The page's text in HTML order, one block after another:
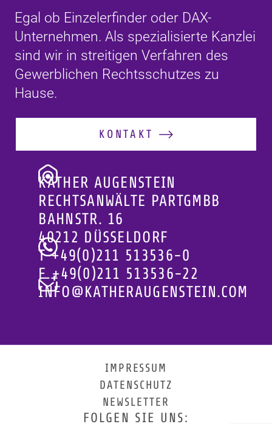
Egal ob Einzelerfinder oder DAX-
Unternehmen. Als spezialisierte Kanzlei
sind wir in streitigen Verfahren des
Gewerblichen Rechtsschutzes zu
Hause.
KONTAKT
KATHER AUGENSTEIN
RECHTSANWÄLTE PARTGMBB
BAHNSTR. 16
40212 DÜSSELDORF
T+49(0)211 513536-0
F+49(0)211 513536-22
INFO@KATHERAUGENSTEIN.COM
IMPRESSUM
DATENSCHUTZ
NEWSLETTER
FOLGEN SIE UNS: